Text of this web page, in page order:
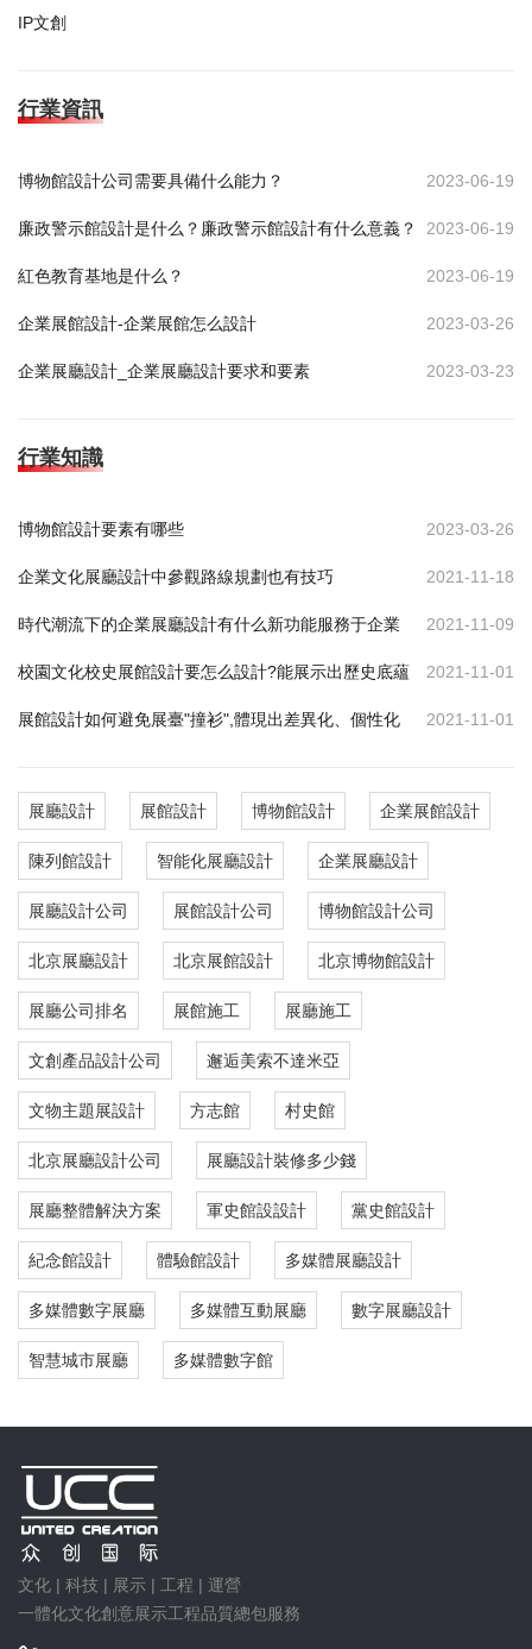
IP文創
行業資訊
博物館設計公司需要具備什么能力？ 2023-06-19
廉政警示館設計是什么？廉政警示館設計有什么意義？ 2023-06-19
紅色教育基地是什么？ 2023-06-19
企業展館設計-企業展館怎么設計 2023-03-26
企業展廳設計_企業展廳設計要求和要素 2023-03-23
行業知識
博物館設計要素有哪些 2023-03-26
企業文化展廳設計中參觀路線規劃也有技巧 2021-11-18
時代潮流下的企業展廳設計有什么新功能服務于企業 2021-11-09
校園文化校史展館設計要怎么設計?能展示出歷史底蘊 2021-11-01
展館設計如何避免展臺"撞衫",體現出差異化、個性化 2021-11-01
展廳設計 展館設計 博物館設計 企業展館設計
陳列館設計 智能化展廳設計 企業展廳設計
展廳設計公司 展館設計公司 博物館設計公司
北京展廳設計 北京展館設計 北京博物館設計
展廳公司排名 展館施工 展廳施工
文創產品設計公司 邂逅美索不達米亞
文物主題展設計 方志館 村史館
北京展廳設計公司 展廳設計裝修多少錢
展廳整體解決方案 軍史館設設計 黨史館設計
紀念館設計 體驗館設計 多媒體展廳設計
多媒體數字展廳 多媒體互動展廳 數字展廳設計
智慧城市展廳 多媒體數字館
文化 | 科技 | 展示 | 工程 | 運營
一體化文化創意展示工程品質總包服務